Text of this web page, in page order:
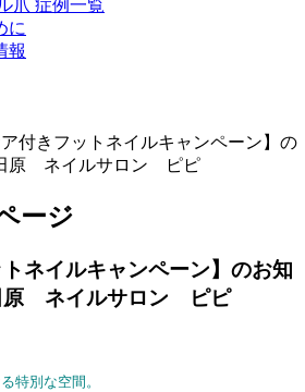
爪 症例一覧
に
報
付きフットネイルキャンペーン】の
ネイルサロン ピピ
トネイルキャンペーン】のお知
ネイルサロン ピピ
特別な空間。